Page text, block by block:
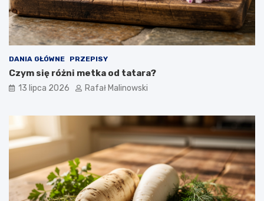
DANIA GŁÓWNE PRZEPISY
Czym się różni metka od tatara?
13 lipca 2026 Rafał Malinowski